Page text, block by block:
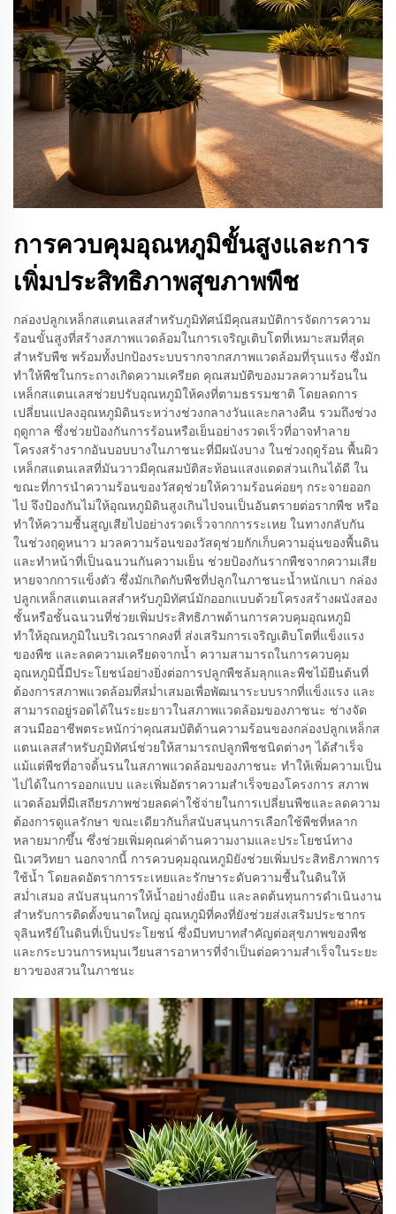
การควบคุมอุณหภูมิขั้นสูงและการ
เพิ่มประสิทธิภาพสุขภาพพืช
กล่องปลูกเหล็กสแตนเลสสำหรับภูมิทัศน์มีคุณสมบัติการจัดการความ
ร้อนขั้นสูงที่สร้างสภาพแวดล้อมในการเจริญเติบโตที่เหมาะสมที่สุด
สำหรับพืช พร้อมทั้งปกป้องระบบรากจากสภาพแวดล้อมที่รุนแรง ซึ่งมัก
ทำให้พืชในกระถางเกิดความเครียด คุณสมบัติของมวลความร้อนใน
เหล็กสแตนเลสช่วยปรับอุณหภูมิให้คงที่ตามธรรมชาติ โดยลดการ
เปลี่ยนแปลงอุณหภูมิดินระหว่างช่วงกลางวันและกลางคืน รวมถึงช่วง
ฤดูกาล ซึ่งช่วยป้องกันการร้อนหรือเย็นอย่างรวดเร็วที่อาจทำลาย
โครงสร้างรากอันบอบบางในภาชนะที่มีผนังบาง ในช่วงฤดูร้อน พื้นผิว
เหล็กสแตนเลสที่มันวาวมีคุณสมบัติสะท้อนแสงแดดส่วนเกินได้ดี ใน
ขณะที่การนำความร้อนของวัสดุช่วยให้ความร้อนค่อยๆ กระจายออก
ไป จึงป้องกันไม่ให้อุณหภูมิดินสูงเกินไปจนเป็นอันตรายต่อรากพืช หรือ
ทำให้ความชื้นสูญเสียไปอย่างรวดเร็วจากการระเหย ในทางกลับกัน
ในช่วงฤดูหนาว มวลความร้อนของวัสดุช่วยกักเก็บความอุ่นของพื้นดิน
และทำหน้าที่เป็นฉนวนกันความเย็น ช่วยป้องกันรากพืชจากความเสีย
หายจากการแข็งตัว ซึ่งมักเกิดกับพืชที่ปลูกในภาชนะน้ำหนักเบา กล่อง
ปลูกเหล็กสแตนเลสสำหรับภูมิทัศน์มักออกแบบด้วยโครงสร้างผนังสอง
ชั้นหรือชั้นฉนวนที่ช่วยเพิ่มประสิทธิภาพด้านการควบคุมอุณหภูมิ
ทำให้อุณหภูมิในบริเวณรากคงที่ ส่งเสริมการเจริญเติบโตที่แข็งแรง
ของพืช และลดความเครียดจากน้ำ ความสามารถในการควบคุม
อุณหภูมินี้มีประโยชน์อย่างยิ่งต่อการปลูกพืชล้มลุกและพืชไม้ยืนต้นที่
ต้องการสภาพแวดล้อมที่สม่ำเสมอเพื่อพัฒนาระบบรากที่แข็งแรง และ
สามารถอยู่รอดได้ในระยะยาวในสภาพแวดล้อมของภาชนะ ช่างจัด
สวนมืออาชีพตระหนักว่าคุณสมบัติด้านความร้อนของกล่องปลูกเหล็กส
แตนเลสสำหรับภูมิทัศน์ช่วยให้สามารถปลูกพืชชนิดต่างๆ ได้สำเร็จ
แม้แต่พืชที่อาจดิ้นรนในสภาพแวดล้อมของภาชนะ ทำให้เพิ่มความเป็น
ไปได้ในการออกแบบ และเพิ่มอัตราความสำเร็จของโครงการ สภาพ
แวดล้อมที่มีเสถียรภาพช่วยลดค่าใช้จ่ายในการเปลี่ยนพืชและลดความ
ต้องการดูแลรักษา ขณะเดียวกันก็สนับสนุนการเลือกใช้พืชที่หลาก
หลายมากขึ้น ซึ่งช่วยเพิ่มคุณค่าด้านความงามและประโยชน์ทาง
นิเวศวิทยา นอกจากนี้ การควบคุมอุณหภูมิยังช่วยเพิ่มประสิทธิภาพการ
ใช้น้ำ โดยลดอัตราการระเหยและรักษาระดับความชื้นในดินให้
สม่ำเสมอ สนับสนุนการให้น้ำอย่างยั่งยืน และลดต้นทุนการดำเนินงาน
สำหรับการติดตั้งขนาดใหญ่ อุณหภูมิที่คงที่ยังช่วยส่งเสริมประชากร
จุลินทรีย์ในดินที่เป็นประโยชน์ ซึ่งมีบทบาทสำคัญต่อสุขภาพของพืช
และกระบวนการหมุนเวียนสารอาหารที่จำเป็นต่อความสำเร็จในระยะ
ยาวของสวนในภาชนะ